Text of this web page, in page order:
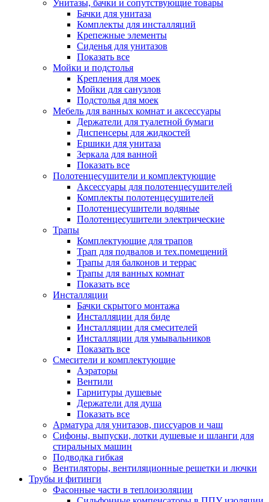
Унитазы, бачки и сопутствующие товары
Бачки для унитаза
Комплекты для инсталляций
Крепежные элементы
Сиденья для унитазов
Показать все
Мойки и подстолья
Крепления для моек
Мойки для санузлов
Подстолья для моек
Мебель для ванных комнат и аксессуары
Держатели для туалетной бумаги
Диспенсеры для жидкостей
Ершики для унитаза
Зеркала для ванной
Показать все
Полотенцесушители и комплектующие
Аксессуары для полотенцесушителей
Комплекты полотенцесушителей
Полотенцесушители водяные
Полотенцесушители электрические
Трапы
Комплектующие для трапов
Трап для подвалов и тех.помещений
Трапы для балконов и террас
Трапы для ванных комнат
Показать все
Инсталляции
Бачки скрытого монтажа
Инсталляции для биде
Инсталляции для смесителей
Инсталляции для умывальников
Показать все
Смесители и комплектующие
Аэраторы
Вентили
Гарнитуры душевые
Держатели для душа
Показать все
Арматура для унитазов, писсуаров и чаш
Сифоны, выпуски, лотки душевые и шланги для
стиральных машин
Подводка гибкая
Вентиляторы, вентиляционные решетки и лючки
Трубы и фитинги
Фасонные части в теплоизоляции